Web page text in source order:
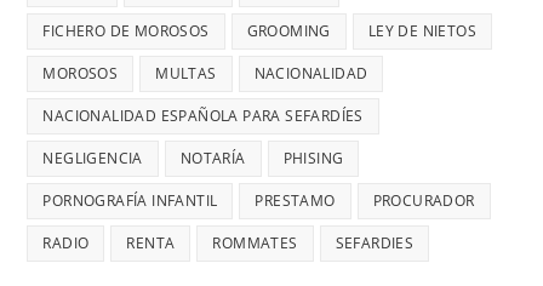
FICHERO DE MOROSOS GROOMING LEY DE NIETOS
MOROSOS MULTAS NACIONALIDAD
NACIONALIDAD ESPAÑOLA PARA SEFARDÍES
NEGLIGENCIA NOTARÍA PHISING
PORNOGRAFÍA INFANTIL PRESTAMO PROCURADOR
RADIO RENTA ROMMATES SEFARDIES